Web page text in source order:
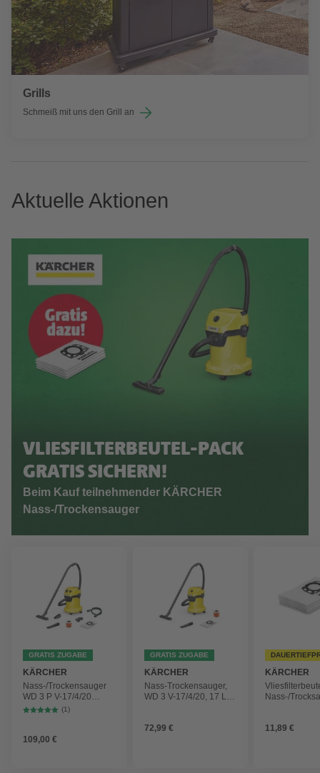
Grills
Schmeiß mit uns den Grill an
Aktuelle Aktionen
VLIESFILTERBEUTEL-PACK
GRATIS SICHERN!
Beim Kauf teilnehmender KÄRCHER
Nass-/Trockensauger
GRATIS ZUGABE
KÄRCHER
Nass-/Trockensauger
WD 3 P V-17/4/20
Workshop mit
(1)
109,00 €
GRATIS ZUGABE
KÄRCHER
Nass-Trockensauger,
WD 3 V-17/4/20, 17 L,
72,99 €
KÄRCHER
Nass-/
4 Stück
11,89 €